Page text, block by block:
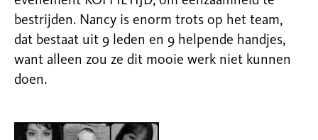
bestrijden. Nancy is enorm trots op het team,
dat bestaat uit 9 leden en 9 helpende handjes,
want alleen zou ze dit mooie werk niet kunnen
doen.